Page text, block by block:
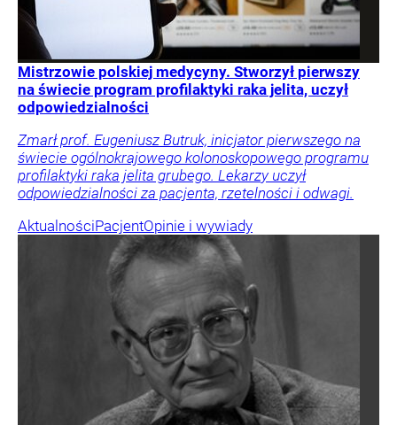
Mistrzowie polskiej medycyny. Stworzył pierwszy
na świecie program profilaktyki raka jelita, uczył
odpowiedzialności
Zmarł prof. Eugeniusz Butruk, inicjator pierwszego na
świecie ogólnokrajowego kolonoskopowego programu
profilaktyki raka jelita grubego. Lekarzy uczył
odpowiedzialności za pacjenta, rzetelności i odwagi.
AktualnościPacjentOpinie i wywiady